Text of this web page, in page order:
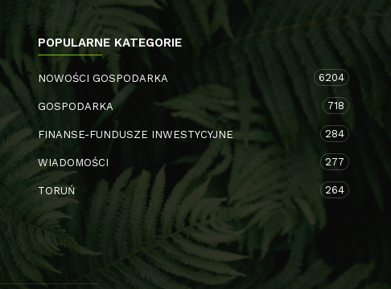
POPULARNE KATEGORIE
NOWOŚCI GOSPODARKA 6204
GOSPODARKA 718
FINANSE-FUNDUSZE INWESTYCYJNE 284
WIADOMOŚCI 277
TORUŃ 264